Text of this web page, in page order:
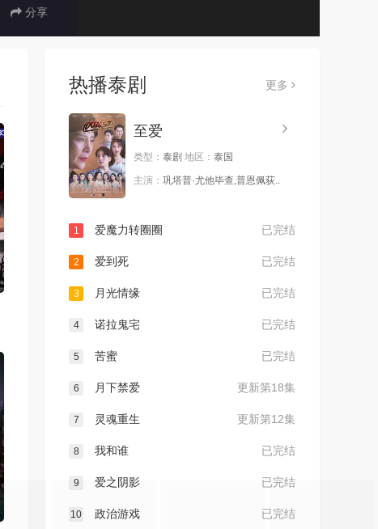
分享
热播泰剧 更多
至爱
类型： 泰剧 地区： 泰国
主演： 巩塔普·尤他毕查,普恩佩荻..
已完结
1 爱魔力转圈圈
已完结
2 爱到死
已完结
3 月光情缘
已完结
4 诺拉鬼宅
已完结
5 苦蜜
更新第18集
6 月下禁爱
更新第12集
7 灵魂重生
已完结
8 我和谁
已完结
9 爱之阴影
已完结
10 政治游戏